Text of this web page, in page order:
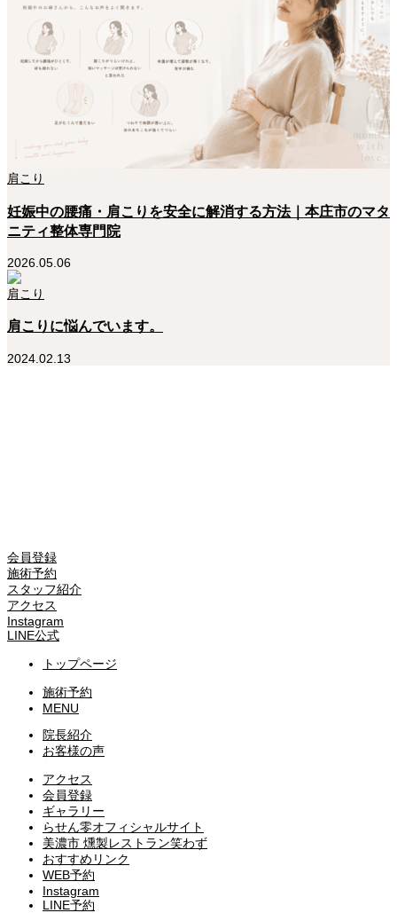
肩こり
妊娠中の腰痛・肩こりを安全に解消する方法｜本庄市のマタ
ニティ整体専門院
2026.05.06
肩こり
肩こりに悩んでいます。
2024.02.13
会員登録
施術予約
スタッフ紹介
アクセス
Instagram
LINE公式
トップページ
施術予約
MENU
院長紹介
お客様の声
アクセス
会員登録
ギャラリー
らせん零オフィシャルサイト
美濃市 燻製レストラン笑わず
おすすめリンク
WEB予約
Instagram
LINE予約